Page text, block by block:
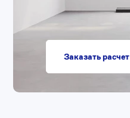
Заказать расчет